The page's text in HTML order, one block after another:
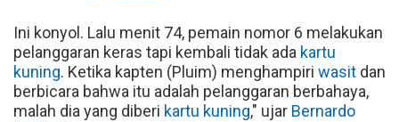
Ini konyol. Lalu menit 74, pemain nomor 6 melakukan
pelanggaran keras tapi kembali tidak ada kartu
kuning. Ketika kapten (Pluim) menghampiri wasit dan
berbicara bahwa itu adalah pelanggaran berbahaya,
malah dia yang diberi kartu kuning," ujar Bernardo